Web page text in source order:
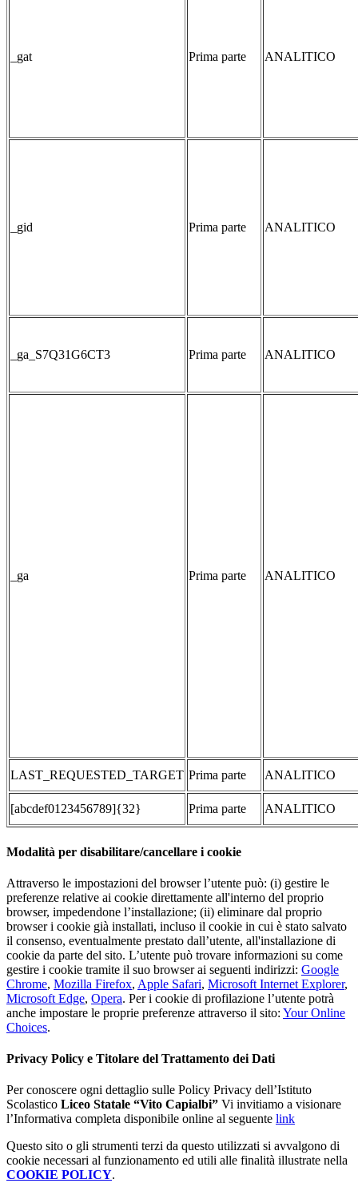
_gat Prima parte ANALITICO
_gid Prima parte ANALITICO
_ga_S7Q31G6CT3 Prima parte ANALITICO
_ga Prima parte ANALITICO
LAST_REQUESTED_TARGET Prima parte ANALITICO
[abcdef0123456789]{32} Prima parte ANALITICO
Modalità per disabilitare/cancellare i cookie
Attraverso le impostazioni del browser l’utente può: (i) gestire le
preferenze relative ai cookie direttamente all'interno del proprio
browser, impedendone l’installazione; (ii) eliminare dal proprio
browser i cookie già installati, incluso il cookie in cui è stato salvato
il consenso, eventualmente prestato dall’utente, all'installazione di
cookie da parte del sito. L’utente può trovare informazioni su come
gestire i cookie tramite il suo browser ai seguenti indirizzi: Google
Chrome, Mozilla Firefox, Apple Safari, Microsoft Internet Explorer,
Microsoft Edge, Opera. Per i cookie di profilazione l’utente potrà
anche impostare le proprie preferenze attraverso il sito: Your Online
Choices.
Privacy Policy e Titolare del Trattamento dei Dati
Per conoscere ogni dettaglio sulle Policy Privacy dell’Istituto
Scolastico Liceo Statale “Vito Capialbi” Vi invitiamo a visionare
l’Informativa completa disponibile online al seguente link
Questo sito o gli strumenti terzi da questo utilizzati si avvalgono di
cookie necessari al funzionamento ed utili alle finalità illustrate nella
COOKIE POLICY.